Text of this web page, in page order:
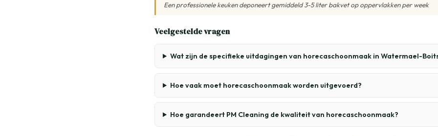
Een professionele keuken deponeert gemiddeld 3-5 liter bakvet op oppervlakken per week
Veelgestelde vragen
Wat zijn de specifieke uitdagingen van horecaschoonmaak in Watermael-
Hoe vaak moet horecaschoonmaak worden uitgevoerd?
Hoe garandeert PM Cleaning de kwaliteit van horecaschoonmaak?